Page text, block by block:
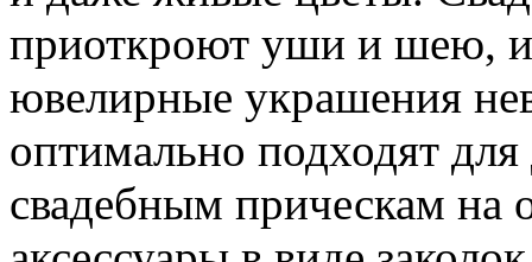
приоткроют уши и шею, и
ювелирные украшения
оптимально подходят
свадебным прическам на